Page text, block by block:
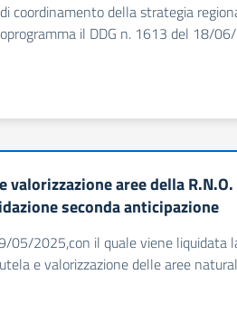
della strategia
il DDG n. 1613 del 18/
aree della
seconda anticipazione
05/2025,con il quale viene liquidata
e valorizzazione delle aree